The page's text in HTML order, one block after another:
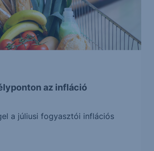
az infláció
a júliusi fogyasztói inflációs